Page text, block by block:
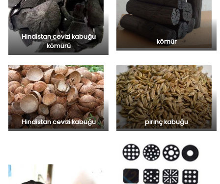
Hindistan cevizi kabuğu
kömürü
kömür
Hindistan cevizi kabuğu pirinç kabuğu